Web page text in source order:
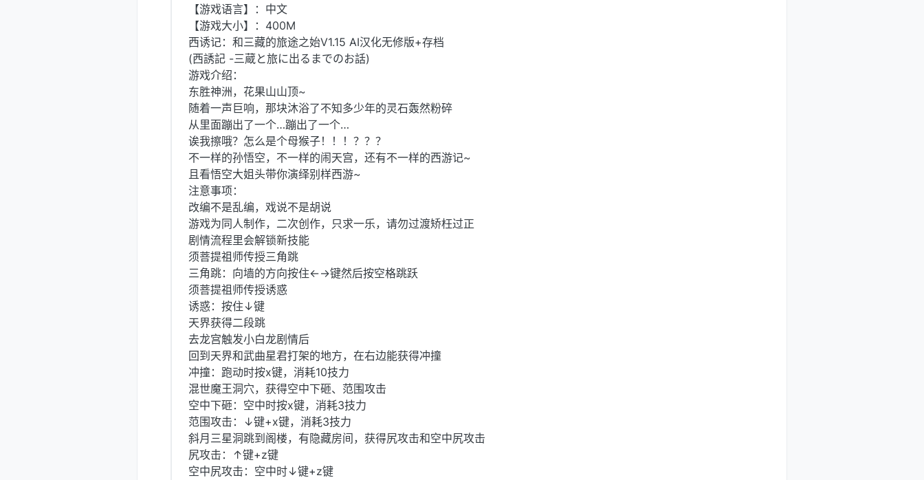
【游戏语言】：中文
【游戏大小】：400M
西诱记：和三藏的旅途之始V1.15 AI汉化无修版+存档
(西誘記 -三蔵と旅に出るまでのお話)
游戏介绍：
东胜神洲，花果山山顶~
随着一声巨响，那块沐浴了不知多少年的灵石轰然粉碎
从里面蹦出了一个…蹦出了一个…
诶我擦哦？怎么是个母猴子！！！？？？
不一样的孙悟空，不一样的闹天宫，还有不一样的西游记~
且看悟空大姐头带你演绎别样西游~
注意事项：
改编不是乱编，戏说不是胡说
游戏为同人制作，二次创作，只求一乐，请勿过渡矫枉过正
剧情流程里会解锁新技能
须菩提祖师传授三角跳
三角跳：向墙的方向按住←→键然后按空格跳跃
须菩提祖师传授诱惑
诱惑：按住↓键
天界获得二段跳
去龙宫触发小白龙剧情后
回到天界和武曲星君打架的地方，在右边能获得冲撞
冲撞：跑动时按x键，消耗10技力
混世魔王洞穴，获得空中下砸、范围攻击
空中下砸：空中时按x键，消耗3技力
范围攻击：↓键+x键，消耗3技力
斜月三星洞跳到阁楼，有隐藏房间，获得尻攻击和空中尻攻击
尻攻击：↑键+z键
空中尻攻击：空中时↓键+z键